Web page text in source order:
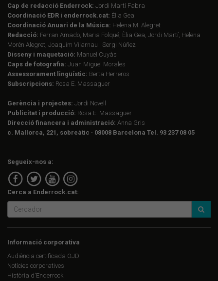
Cap de redacció Enderrock: Jordi Martí Fabra
Coordinació EDR i enderrock.cat: Èlia Gea
Coordinació Anuari de la Música: Helena M. Alegret
Redacció: Ferran Amado, Maria Folqué, Èlia Gea, Jordi Martí, Helena
Morén Alegret, Joaquim Vilarnau i Sergi Núñez
Disseny i maquetació: Manuel Cuyàs
Caps de fotografia: Juan Miguel Morales
Assessorament lingüístic: Berta Herreros
Subscripcions: Rosa E. Massaguer
Gerència i projectes: Jordi Novell
Publicitat i producció: Rosa E. Massaguer
Direcció financera i administració: Anna Gris
c. Mallorca, 221, sobreàtic · 08008 Barcelona Tel. 93 237 08 05
Segueix-nos a:
Cerca a Enderrock.cat:
Informació corporativa
Audiència certificada OJD
Notícies corporatives
Història d'Enderrock